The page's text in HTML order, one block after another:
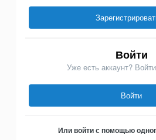
Войти
Уже есть аккаунт?
Войти
Или войти с помощью